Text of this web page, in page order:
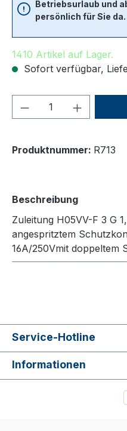
Betriebsurlaub und
persönlich für Sie da.
1410 Artikel auf Lager.
Sofort verfügbar,
Produkt Anzahl:
Produktnummer: R713
Beschreibung
Zuleitung H05VV-F 3 G
angespritztem
16A/250Vmit doppeltem
Service-Hotline
Informationen